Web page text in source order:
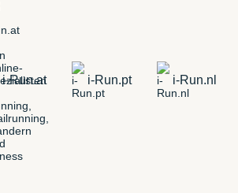
i-Run.at i-Run.pt i-Run.nl